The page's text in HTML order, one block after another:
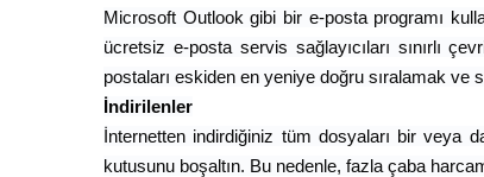
Microsoft Outlook gibi bir e-posta programı
ücretsiz e-posta servis sağlayıcıları sınırlı
postaları eskiden en yeniye doğru sıralamak
İndirilenler
İnternetten indirdiğiniz tüm dosyaları bir veya
kutusunu boşaltın. Bu nedenle, fazla çaba